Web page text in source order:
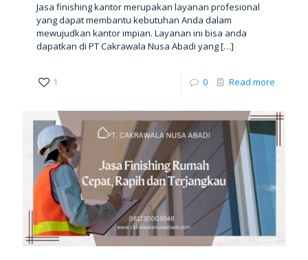
Jasa finishing kantor merupakan layanan profesional
yang dapat membantu kebutuhan Anda dalam
mewujudkan kantor impian. Layanan ini bisa anda
dapatkan di PT Cakrawala Nusa Abadi yang[…]
1 0 Read more